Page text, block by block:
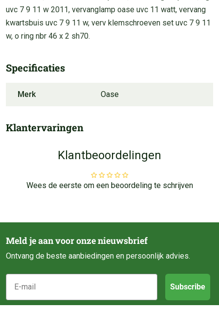
uvc 7 9 11 w 2011, vervanglamp oase uvc 11 watt, vervang
kwartsbuis uvc 7 9 11 w, verv klemschroeven set uvc 7 9 11
w, o ring nbr 46 x 2 sh70.
Specificaties
Merk Oase
Klantervaringen
Klantbeoordelingen
Wees de eerste om een beoordeling te schrijven
Meld je aan voor onze nieuwsbrief
Ontvang de beste aanbiedingen en persoonlijk advies.
E-mail
Subscribe